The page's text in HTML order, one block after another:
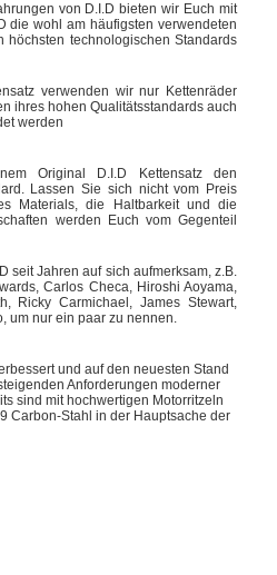
von D.I.D bieten wir Euch mit
die wohl am häufigsten verwendeten
höchsten technologischen Standards
verwenden wir nur Kettenräder
ihres hohen Qualitätsstandards auch
werden
Original D.I.D Kettensatz den
Lassen Sie sich nicht vom Preis
Materials, die Haltbarkeit und die
werden Euch vom Gegenteil
seit Jahren auf sich aufmerksam, z.B.
Carlos Checa, Hiroshi Aoyama,
Ricky Carmichael, James Stewart,
um nur ein paar zu nennen.
und auf den neuesten Stand
Anforderungen moderner
sind mit hochwertigen Motorritzeln
Carbon-Stahl in der Hauptsache der